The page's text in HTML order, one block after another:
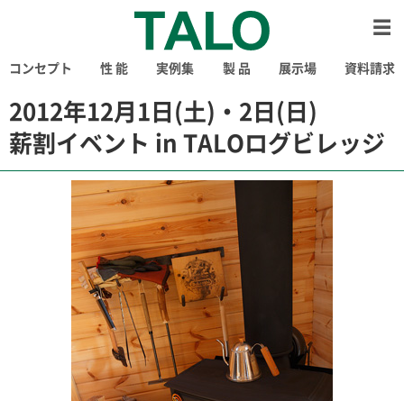
コンセプト 性 能 実例集 製 品 展示場 資料請求
2012年12月1日(土)・2日(日)
薪割イベント in TALOログビレッジ